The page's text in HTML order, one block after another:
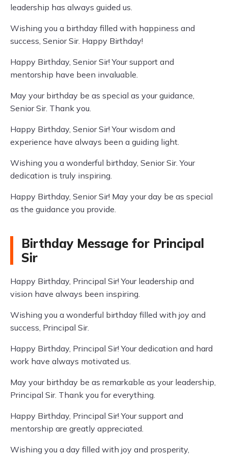
leadership has always guided us.
Wishing you a birthday filled with happiness and
success, Senior Sir. Happy Birthday!
Happy Birthday, Senior Sir! Your support and
mentorship have been invaluable.
May your birthday be as special as your guidance,
Senior Sir. Thank you.
Happy Birthday, Senior Sir! Your wisdom and
experience have always been a guiding light.
Wishing you a wonderful birthday, Senior Sir. Your
dedication is truly inspiring.
Happy Birthday, Senior Sir! May your day be as special
as the guidance you provide.
Birthday Message for Principal
Sir
Happy Birthday, Principal Sir! Your leadership and
vision have always been inspiring.
Wishing you a wonderful birthday filled with joy and
success, Principal Sir.
Happy Birthday, Principal Sir! Your dedication and hard
work have always motivated us.
May your birthday be as remarkable as your leadership,
Principal Sir. Thank you for everything.
Happy Birthday, Principal Sir! Your support and
mentorship are greatly appreciated.
Wishing you a day filled with joy and prosperity,